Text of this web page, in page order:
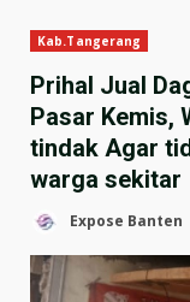
Kab.Tangerang
Prihal Jual
Pasar Kemis,
tindak Agar
warga sekitar
Expose Banten